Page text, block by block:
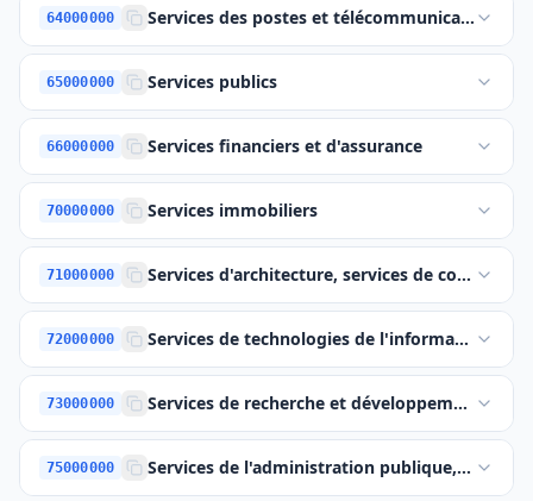
64000000 Services des postes et télécommunications
65000000 Services publics
66000000 Services financiers et d'assurance
70000000 Services immobiliers
71000000 Services d'architecture, services de
72000000 Services de technologies de l'information,
73000000 Services de recherche et développement et
75000000 Services de l'administration publique, de la